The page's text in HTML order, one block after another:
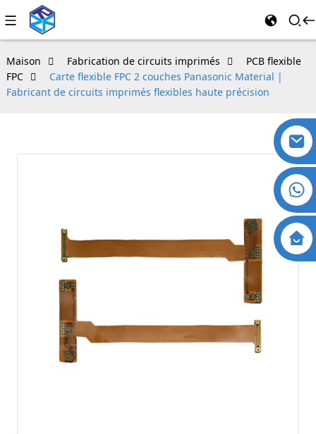
Maison Fabrication de circuits imprimés
PCB flexible
FPC
Carte flexible FPC 2 couches Panasonic Material |
Fabricant de circuits imprimés flexibles haute précision